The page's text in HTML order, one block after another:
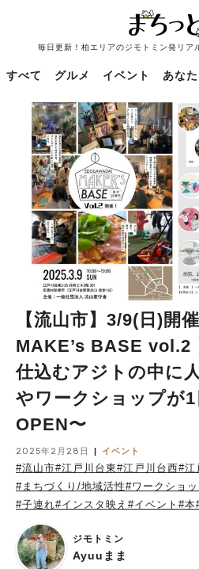
毎日更新！柏エリアのジモトミン発リア
すべて グルメ イベント あな
【流山市】3/9(日)開
MAKE’s BASE vol.2
仕込むアジトの中に
やワークショップが
OPEN〜
2025年2月28日 イベント
#流山市#江戸川台東#江戸川台西#江
#まちづくり/地域活性#ワークショ
#子連れ#インスタ映え #イベント #本
ジモトミン
Ayuuまま